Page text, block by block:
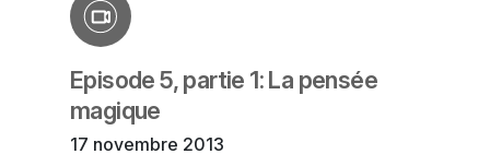
Episode 5, partie 1: La pensée
magique
17 novembre 2013